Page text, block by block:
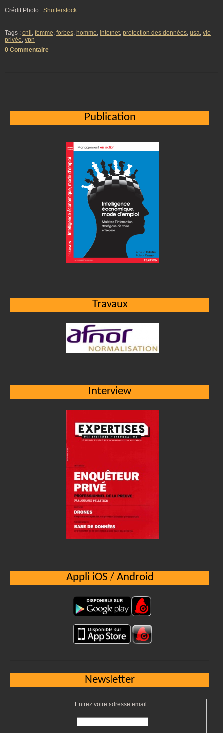
Crédit Photo : Shutterstock
Tags : cnil , femme, forbes, homme, internet, protection des données, usa, vie
privée, vpn
0 Commentaire
Publication
Travaux
Interview
Appli iOS / Android
Newsletter
Entrez votre adresse email :